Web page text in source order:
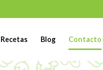
Recetas Blog Contacto